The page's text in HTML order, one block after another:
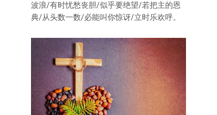
波浪/有时忧愁丧胆/似乎要绝望/若把主的恩
典/从头数一数/必能叫你惊讶/立时乐欢呼。